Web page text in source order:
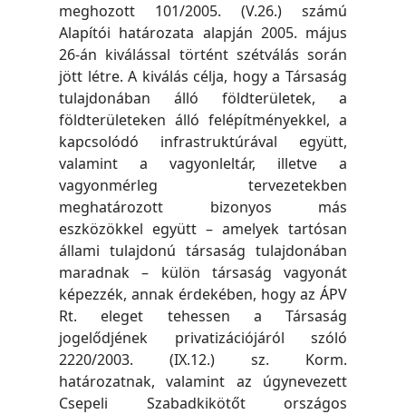
meghozott 101/2005. (V.26.) számú
Alapítói határozata alapján 2005. május
26-án kiválással történt szétválás során
jött létre. A kiválás célja, hogy a Társaság
tulajdonában álló földterületek, a
földterületeken álló felépítményekkel, a
kapcsolódó infrastruktúrával együtt,
valamint a vagyonleltár, illetve a
vagyonmérleg tervezetekben
meghatározott bizonyos más
eszközökkel együtt – amelyek tartósan
állami tulajdonú társaság tulajdonában
maradnak – külön társaság vagyonát
képezzék, annak érdekében, hogy az ÁPV
Rt. eleget tehessen a Társaság
jogelődjének privatizációjáról szóló
2220/2003. (IX.12.) sz. Korm.
határozatnak, valamint az úgynevezett
Csepeli Szabadkikötőt országos